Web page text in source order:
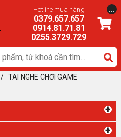
Hotline mua hàng
0379.657.657
0914.81.71.81
0255.3729.729
...
/ TAI NGHE CHƠI GAME
+
+